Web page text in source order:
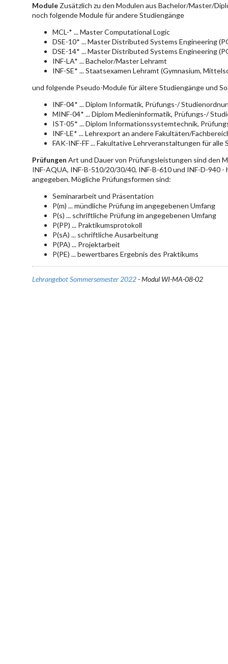
Module Zusätzlich zu den Modulen aus Bachelor/Master/
noch folgende Module für andere Studiengänge
MCL-* ... Master Computational Logic
DSE-10* ... Master Distributed Systems Engineering
DSE-14* ... Master Distributed Systems Engineering
INF-LA* ... Bachelor/Master Lehramt
INF-SE* ... Staatsexamen Lehramt (Gymnasium,
und folgende Pseudo-Module für ältere Studiengänge und
INF-04* ... Diplom Informatik, Prüfungs-/
MINF-04* ... Diplom Medieninformatik, Prüfungs-/
IST-05* ... Diplom Informationssystemtechnik,
INF-LE* ... Lehrexport an andere Fakultäten/
FAK-INF-FF ... Fakultative Lehrveranstaltungen für
Prüfungen Art und Dauer von Prüfungsleistungen sind den
INF-AQUA, INF-B-510/20/30/40, INF-B-610 und INF-D-940
angegeben. Mögliche Prüfungsformen sind:
Seminararbeit und Präsentation
P(m) ... mündliche Prüfung im angegebenen Umfang
P(s) ... schriftliche Prüfung im angegebenen Umfang
P(PP) ... Praktikumsprotokoll
P(sA) ... schriftliche Ausarbeitung
P(PA) ... Projektarbeit
P(PE) ... bewertbares Ergebnis des Praktikums
Lehrangebot Sommersemester 2022- Modul WI-MA-08-02